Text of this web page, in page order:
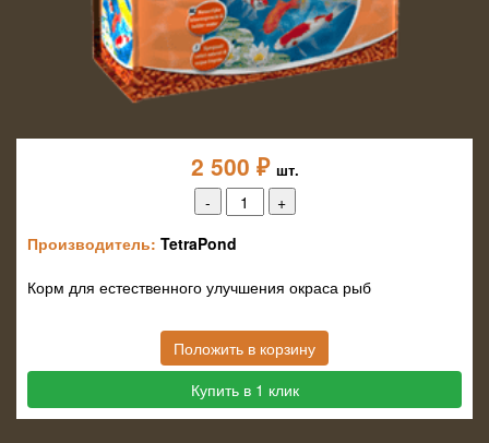
2 500 ₽ шт.
Производитель: TetraPond
Корм для естественного улучшения окраса рыб
Положить в корзину
Купить в 1 клик